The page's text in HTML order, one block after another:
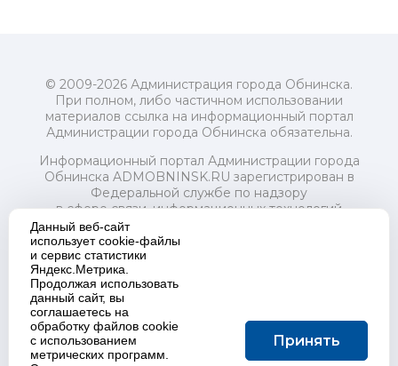
© 2009-2026 Администрация города Обнинска.
При полном, либо частичном использовании
материалов ссылка на информационный портал
Администрации города Обнинска обязательна.
Информационный портал Администрации города
Обнинска ADMOBNINSK.RU зарегистрирован в
Федеральной службе по надзору
в сфере связи, информационных технологий
и массовых коммуникаций (Роскомнадзор) 24 июля
2018 года.
Свидетельство о регистрации Эл № ФС77-73321
Учредитель: Администрация (исполнительно-
распорядительный орган) городского округа "Город
Обнинск". Главный редактор: Байкова Е.А.
Адрес электронной почты Редакции:
redactor@admobninsk.ru
Данный веб-сайт
использует cookie-файлы
и сервис статистики
Яндекс.Метрика.
Продолжая использовать
данный сайт, вы
соглашаетесь на
обработку файлов cookie
с использованием
метрических программ.
Принять